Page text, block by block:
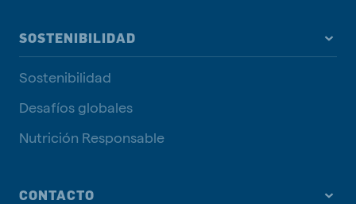
SOSTENIBILIDAD
Sostenibilidad
Desafíos globales
Nutrición Responsable
CONTACTO